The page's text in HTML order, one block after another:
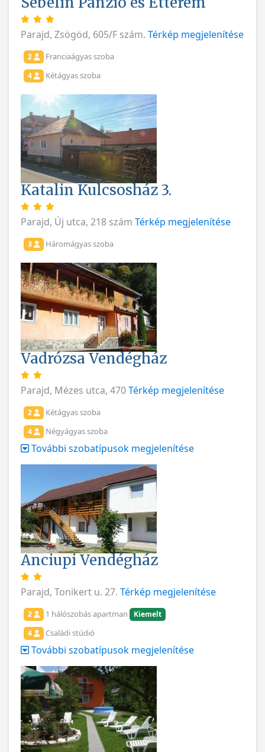
Parajd, Zsögöd, 605/F szám. Térkép megjelenítése
2 Franciaágyas szoba
4 Kétágyas szoba
Katalin Kulcsosház 3.
Parajd, Új utca, 218 szám Térkép megjelenítése
3 Háromágyas szoba
Vadrózsa Vendégház
Parajd, Mézes utca, 470Térkép megjelenítése
2 Kétágyas szoba
4 Négyágyas szoba
További szobatípusok megjelenítése
Anciupi Vendégház
Parajd, Tonikert u. 27. Térkép megjelenítése
2 1 hálószobás apartman
Kiemelt
4
Családi stúdió
További szobatípusok megjelenítése